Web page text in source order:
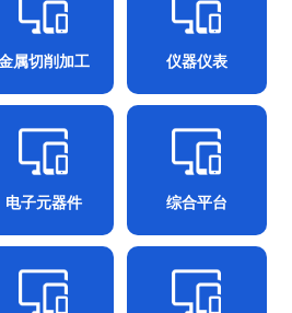
属切削加工 仪器仪表
电子元器件 综合平台